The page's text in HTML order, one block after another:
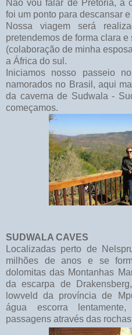
Não vou falar de Pretória, a
foi um ponto para descansar
Nossa viagem será
pretendemos de forma clara
(colaboração de minha
a África do sul.
Iniciamos nosso passeio
namorados no Brasil, aqui
da caverna de Sudwala -
começamos.
SUDWALA CAVES
Localizadas perto de
milhões de anos e se
dolomitas das Montanhas
da escarpa de
lowveld da província de
água escorra
passagens através das